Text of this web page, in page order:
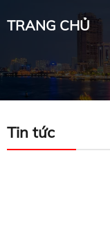
TRANG CHỦ
Tin tức